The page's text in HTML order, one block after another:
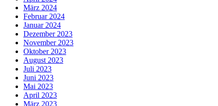
März 2024
Februar 2024
Januar 2024
Dezember 2023
November 2023
Oktober 2023
August 2023
Juli 2023
Juni 2023
Mai 2023
April 2023
März 2023